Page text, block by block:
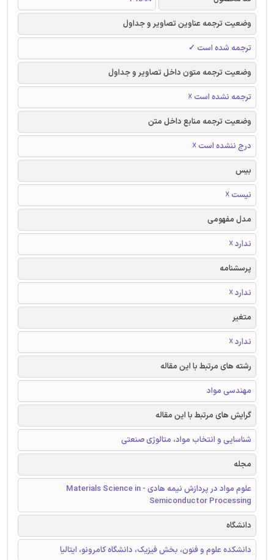
وضعیت ترجمه عناوین تصاویر و جداول
ترجمه شده است ✓
وضعیت ترجمه متون داخل تصاویر و جداول
ترجمه نشده است ☓
وضعیت ترجمه منابع داخل متن
درج ننشده است ☓
بیس
نیست ☓
مدل مفهومی
ندارد ☓
پرسشنامه
ندارد ☓
متغیر
ندارد ☓
رشته های مرتبط با این مقاله
مهندسی مواد
گرایش های مرتبط با این مقاله
شناسایی و انتخاب مواد، متالوژی صنعتی
مجله
علوم مواد در پردازش نیمه هادی - Materials Science in
Semiconductor Processing
دانشگاه
دانشکده علوم و فنون، بخش فیزیک، دانشگاه کامرونو، ایتالیا